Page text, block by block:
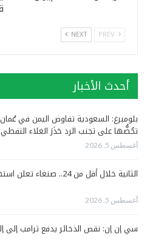
NEXT
أحدث الأخبار
بلومبرغ: السعودية تفاوض اليمن في
تحُضُّها على تجنب الرد حَذَرَ الغلاء النفطي
أغسطس 5, 2026
الثانية خلال أقل من 24.. صنعاء تعلن استهداف ناقلة سعودية جديدة
أغسطس 5, 2026
سي إن إن: نقص الذخائر يدفع ترامب إلى